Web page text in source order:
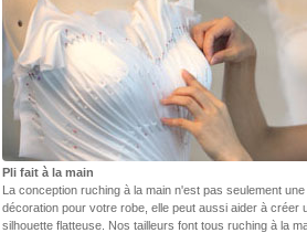
Pli fait à la main
La conception ruching à la main n'est pas seulement une
décoration pour votre robe, elle peut aussi aider à créer
silhouette flatteuse. Nos tailleurs font tous ruching à la